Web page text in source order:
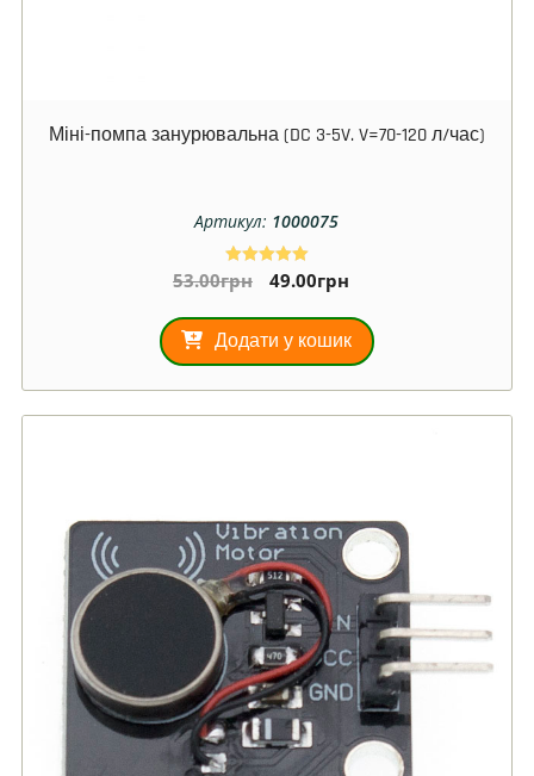
Міні-помпа занурювальна (DC 3-5V. V=70-120 л/час)
Артикул: 1000075
Оцінено в
5.00
53.00грн 49.00грн
Додати у кошик